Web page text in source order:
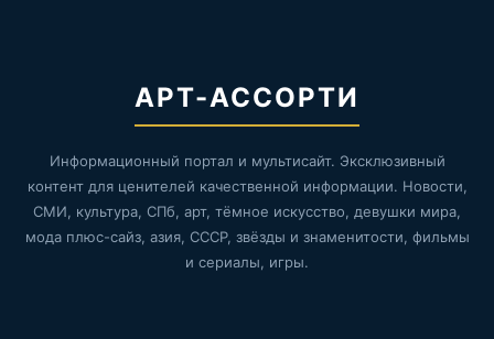
АРТ-АССОРТИ
Информационный портал и мультисайт. Эксклюзивный
контент для ценителей качественной информации. Новости,
СМИ, культура, СПб, арт, тёмное искусство, девушки мира,
мода плюс-сайз, азия, СССР, звёзды и знаменитости, фильмы
и сериалы, игры.